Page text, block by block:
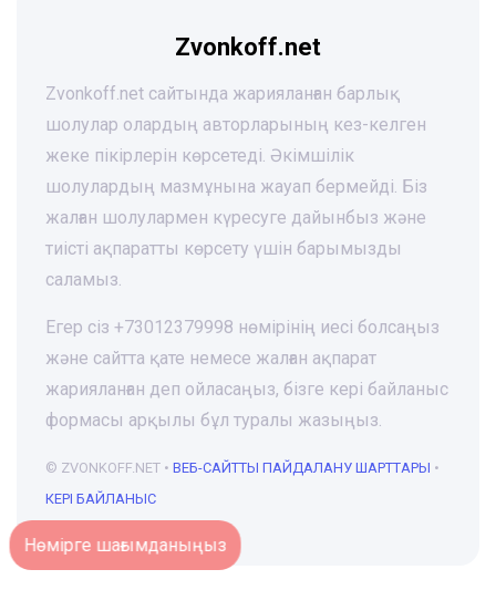
Zvonkoff.net
Zvonkoff.net сайтында жарияланған барлық
шолулар олардың авторларының кез-келген
жеке пікірлерін көрсетеді. Әкімшілік
шолулардың мазмұнына жауап бермейді. Біз
жалған шолулармен күресуге дайынбыз және
тиісті ақпаратты көрсету үшін барымызды
саламыз.
Егер сіз +73012379998 нөмірінің иесі болсаңыз
және сайтта қате немесе жалған ақпарат
жарияланған деп ойласаңыз, бізге кері байланыс
формасы арқылы бұл туралы жазыңыз.
© ZVONKOFF.NET • ВЕБ-CАЙТТЫ ПАЙДАЛАНУ ШАРТТАРЫ •
КЕРІ БАЙЛАНЫС
Нөмірге шағымданыңыз